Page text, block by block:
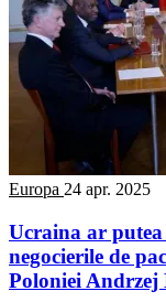
Europa 24 apr. 2025
Ucraina ar
negocierile de
Poloniei Andrzej